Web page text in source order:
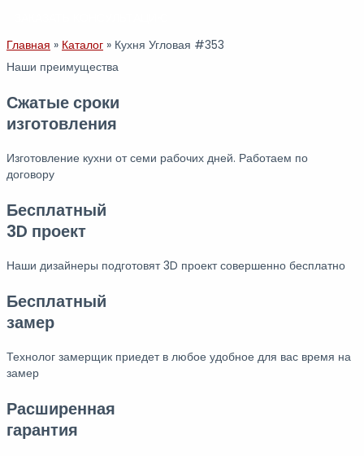
Главная » Каталог » Кухня Угловая #353
Наши преимущества
Сжатые сроки
изготовления
Изготовление кухни от семи рабочих дней. Работаем по
договору
Бесплатный
3D проект
Наши дизайнеры подготовят 3D проект совершенно бесплатно
Бесплатный
замер
Технолог замерщик приедет в любое удобное для вас время на
замер
Расширенная
гарантия